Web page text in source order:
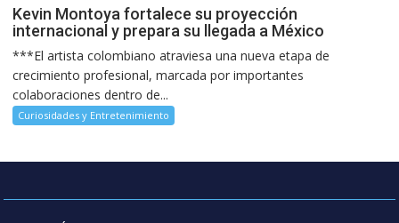
Kevin Montoya fortalece su proyección
internacional y prepara su llegada a México
***El artista colombiano atraviesa una nueva etapa de
crecimiento profesional, marcada por importantes
colaboraciones dentro de...
Curiosidades y Entretenimiento